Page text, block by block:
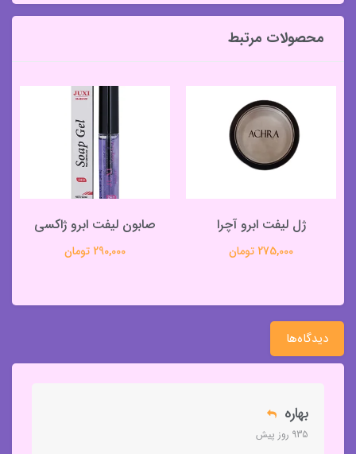
محصولات مرتبط
ژل لیفت ابرو آچرا
275,000 تومان
صابون لیفت ابرو ژاکسی
290,000 تومان
دیدگاه‌ها
بهاره
935 روز پیش